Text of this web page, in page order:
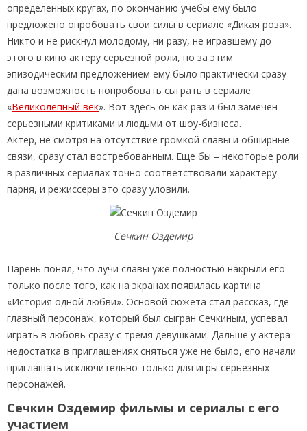
определенных кругах, по окончанию учебы ему было
предложено опробовать свои силы в сериале «Дикая роза».
Никто и не рискнул молодому, ни разу, не игравшему до
этого в кино актеру серьезной роли, но за этим
эпизодическим предложением ему было практически сразу
дана возможность попробовать сыграть в сериале
«Великолепный век». Вот здесь он как раз и был замечен
серьезными критиками и людьми от шоу-бизнеса.
Актер, не смотря на отсутствие громкой славы и обширные
связи, сразу стал востребованным. Еще бы – некоторые роли
в различных сериалах точно соответствовали характеру
парня, и режиссеры это сразу уловили.
Сечкин Оздемир
Парень понял, что лучи славы уже полностью накрыли его
только после того, как на экранах появилась картина
«История одной любви». Основой сюжета стал рассказ, где
главный персонаж, который был сыгран Сечкиным, успевал
играть в любовь сразу с тремя девушками. Дальше у актера
недостатка в приглашениях сняться уже не было, его начали
приглашать исключительно только для игры серьезных
персонажей.
Сечкин Оздемир фильмы и сериалы с его
участием